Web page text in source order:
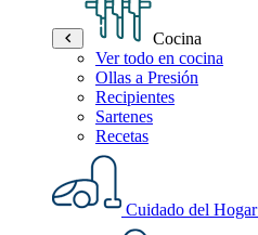
Cocina
Ver todo en cocina
Ollas a Presión
Recipientes
Sartenes
Recetas
Cuidado del Hogar